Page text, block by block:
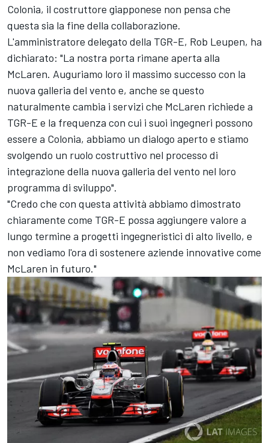
Colonia, il costruttore giapponese non pensa che
questa sia la fine della collaborazione.
L'amministratore delegato della TGR-E, Rob Leupen, ha
dichiarato: "La nostra porta rimane aperta alla
McLaren. Auguriamo loro il massimo successo con la
nuova galleria del vento e, anche se questo
naturalmente cambia i servizi che McLaren richiede a
TGR-E e la frequenza con cui i suoi ingegneri possono
essere a Colonia, abbiamo un dialogo aperto e stiamo
svolgendo un ruolo costruttivo nel processo di
integrazione della nuova galleria del vento nel loro
programma di sviluppo".
"Credo che con questa attività abbiamo dimostrato
chiaramente come TGR-E possa aggiungere valore a
lungo termine a progetti ingegneristici di alto livello, e
non vediamo l'ora di sostenere aziende innovative come
McLaren in futuro."